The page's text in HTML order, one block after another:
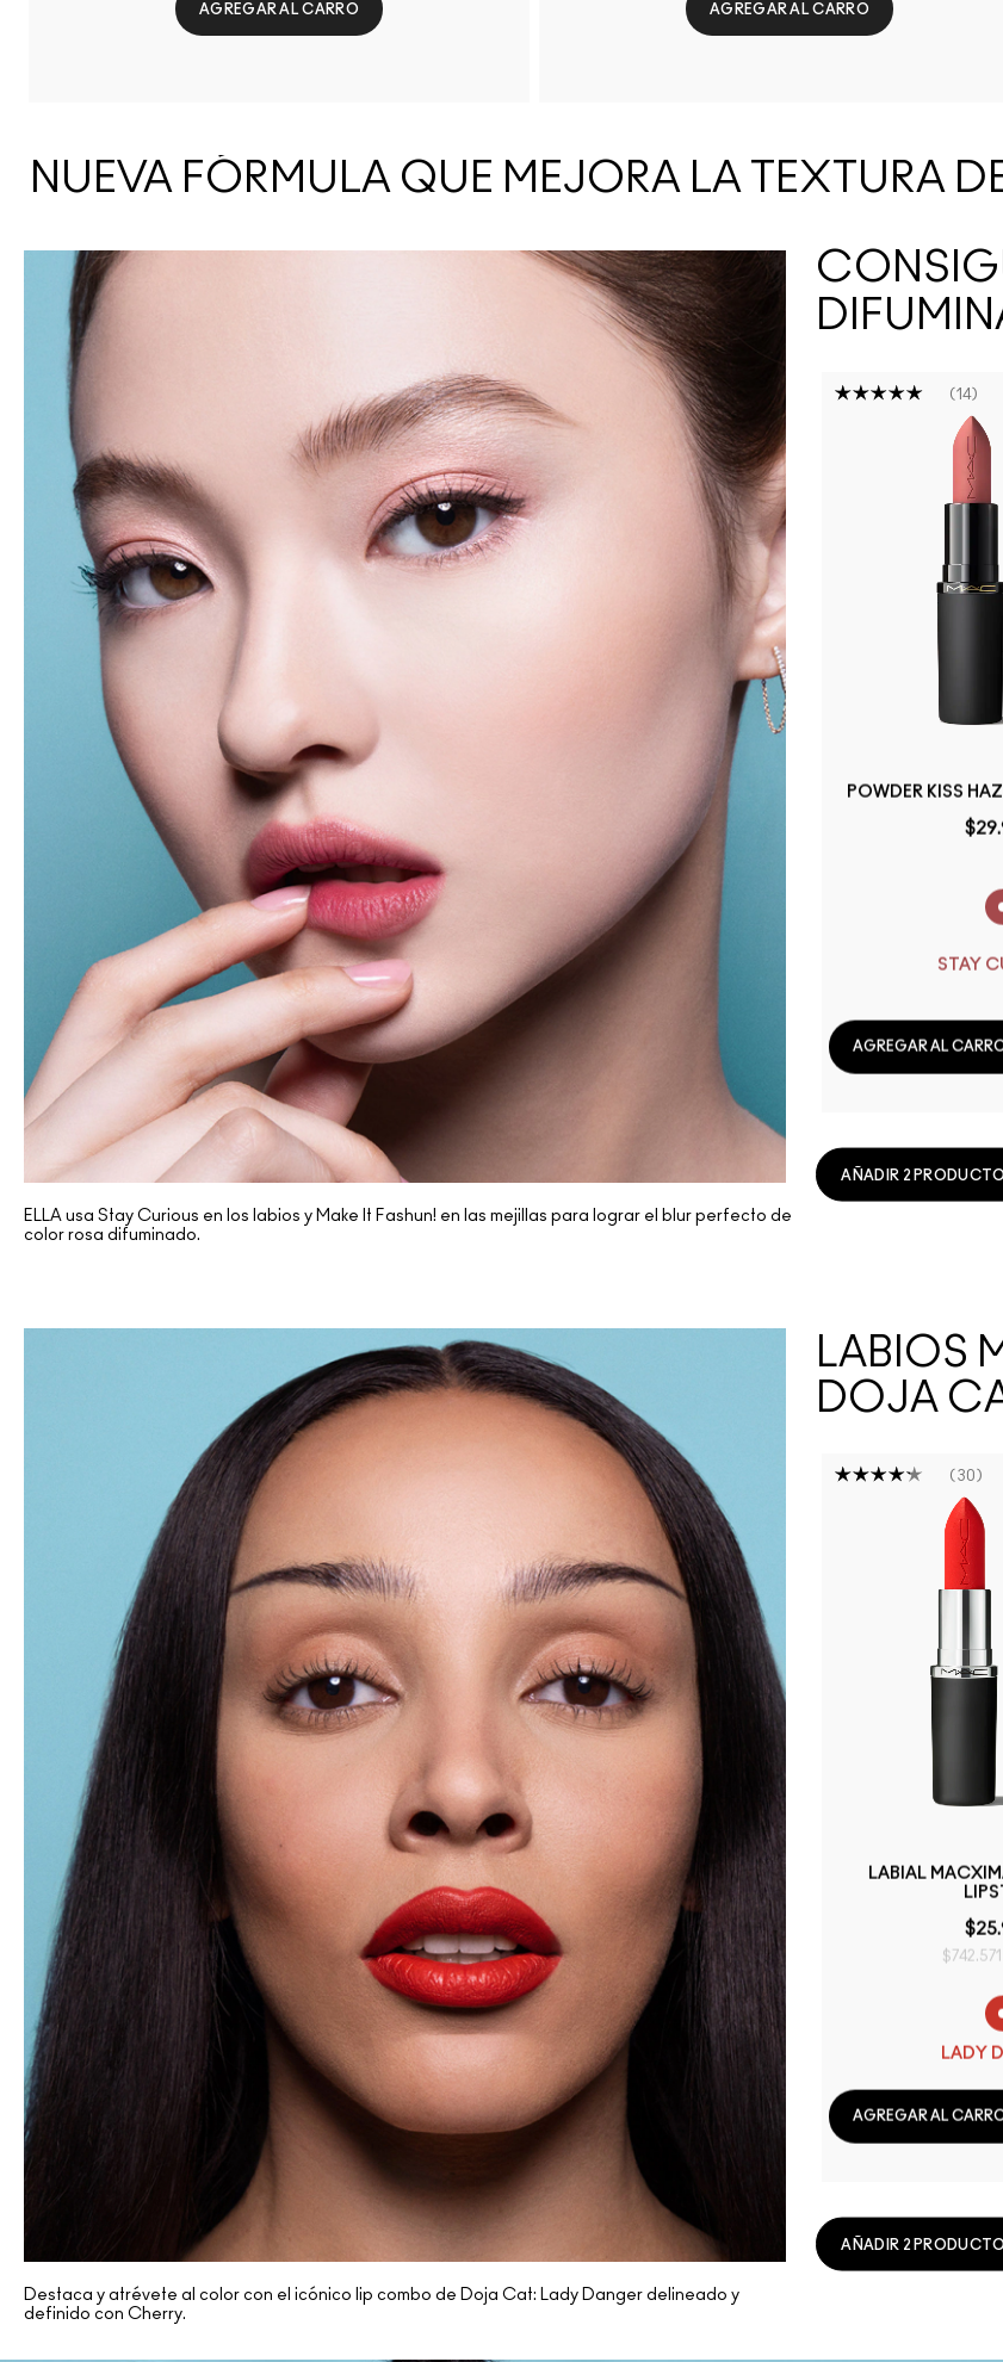
AGREGAR AL CARRO AGREGAR AL CARRO
NUEVA FÓRMULA QUE MEJORA LA TEXTURA
14
POWDER KISS
STAY
AGREGAR AL
AÑADIR 2
ELLA usa Stay Curious en los labios y Make It Fashun! en las mejillas para lograr el blur perfecto de
color rosa difuminado.
LABIOS
DOJA
30
LABIAL
LADY
AGREGAR AL
AÑADIR 2
Destaca y atrévete al color con el icónico lip combo de Doja Cat: Lady Danger delineado y
definido con Cherry.